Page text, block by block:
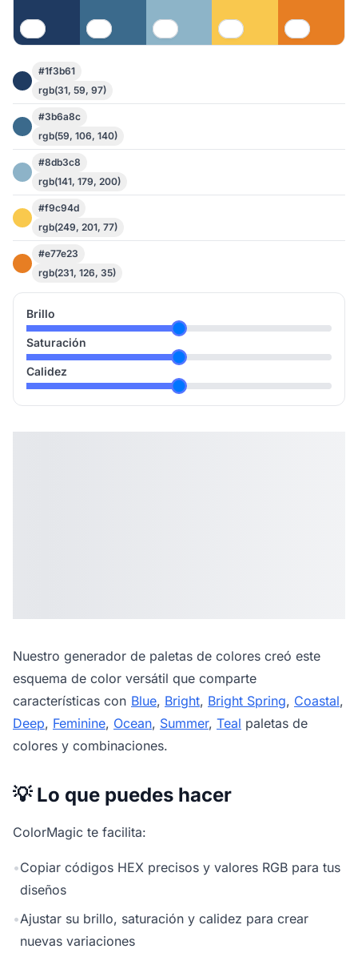
#1f3b61
rgb(31, 59, 97)
#3b6a8c
rgb(59, 106, 140)
#8db3c8
rgb(141, 179, 200)
#f9c94d
rgb(249, 201, 77)
#e77e23
rgb(231, 126, 35)
Brillo
Saturación
Calidez
Nuestro generador de paletas de colores creó este
esquema de color versátil que comparte
características con Blue, Bright, Bright Spring, Coastal,
Deep, Feminine, Ocean, Summer, Teal paletas de
colores y combinaciones.
💡 Lo que puedes hacer
ColorMagic te facilita:
•Copiar códigos HEX precisos y valores RGB para tus
diseños
•Ajustar su brillo, saturación y calidez para crear
nuevas variaciones